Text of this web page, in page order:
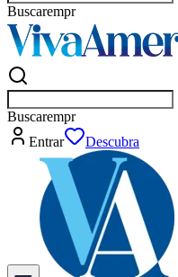
Buscarempresas em Americana
Buscarempresas em Americana
Entrar
Flash